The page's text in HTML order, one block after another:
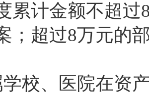
累计金额不超
；超过8万元的
校、医院在资